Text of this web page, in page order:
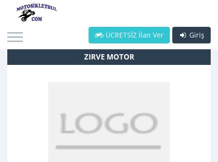
Giriş
ÜCRETSİZ İlan Ver
ZIRVE MOTOR